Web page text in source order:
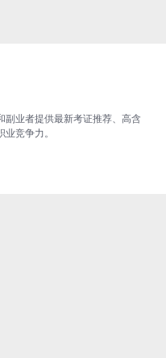
业者提供最新考证推荐、高含
竞争力。